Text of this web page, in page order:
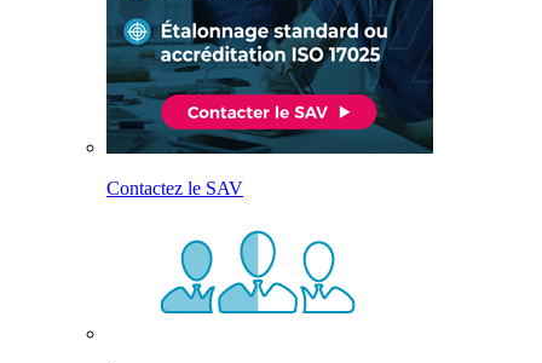
Contactez le SAV